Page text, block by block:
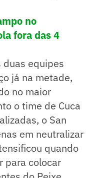
no
fora das 4
duas equipes
já na metade,
no maior
o time de Cuca
o San
em neutralizar
quando
para colocar